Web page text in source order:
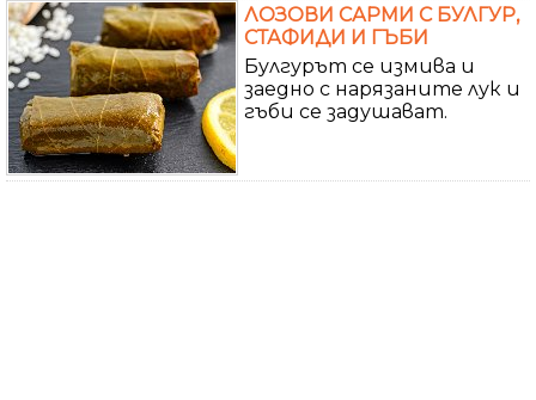
ЛОЗОВИ САРМИ С БУЛГУР,
СТАФИДИ И ГЪБИ
Булгурът се измива и
заедно с нарязаните лук и
гъби се задушават.